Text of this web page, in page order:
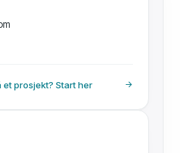
prosjekt? Start her